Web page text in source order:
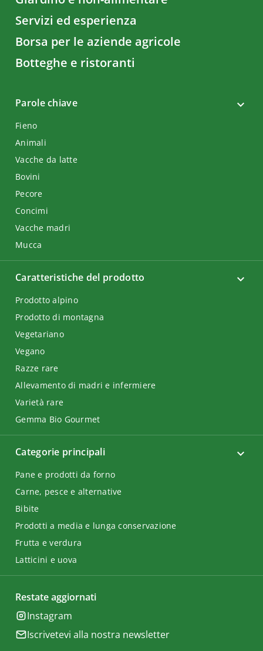
Servizi ed esperienza
Borsa per le aziende agricole
Botteghe e ristoranti
Parole chiave
Fieno
Animali
Vacche da latte
Bovini
Pecore
Concimi
Vacche madri
Mucca
Categorie principali
Pane e prodotti da forno
Carne, pesce e alternative
Bibite
Prodotti a media e lunga conservazione
Frutta e verdura
Latticini e uova
Caratteristiche del prodotto
Prodotto alpino
Prodotto di montagna
Vegetariano
Vegano
Razze rare
Allevamento di madri e infermiere
Varietà rare
Gemma Bio Gourmet
Restate aggiornati
Instagram
Iscrivetevi alla nostra newsletter